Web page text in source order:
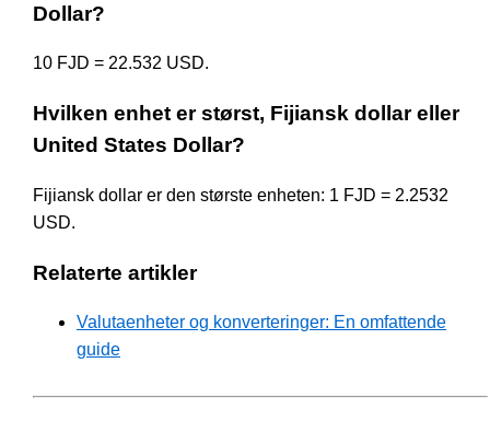
Dollar?
10 FJD = 22.532 USD.
Hvilken enhet er størst, Fijiansk dollar eller
United States Dollar?
Fijiansk dollar er den største enheten: 1 FJD = 2.2532
USD.
Relaterte artikler
Valutaenheter og konverteringer: En omfattende
guide